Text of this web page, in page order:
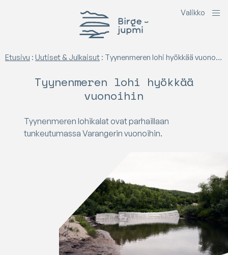
Birgejupmi Valikko
Etusivu : Uutiset & Julkaisut : Tyynenmeren lohi hyökkää vuonoihin
Tyynenmeren lohi hyökkää
vuonoihin
Tyynenmeren lohikalat ovat parhaillaan
tunkeutumassa Varangerin vuonoihin.